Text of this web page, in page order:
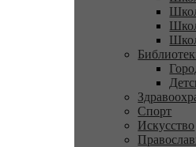
Спорт
Искусство